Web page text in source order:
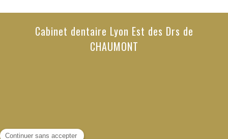
Cabinet dentaire Lyon Est des Drs de
CHAUMONT